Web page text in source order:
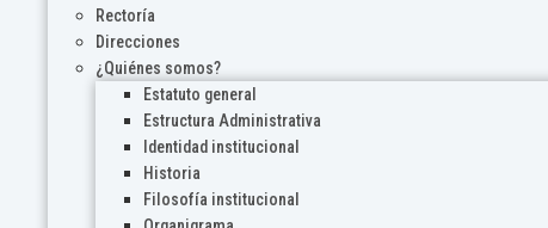
Rectoría
Direcciones
¿Quiénes somos?
Estatuto general
Estructura Administrativa
Identidad institucional
Historia
Filosofía institucional